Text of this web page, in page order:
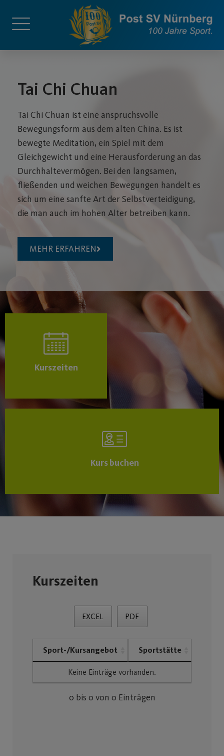
Tai Chi Chuan
Tai Chi Chuan ist eine anspruchsvolle
Bewegungsform aus dem alten China. Es ist
bewegte Meditation, ein Spiel mit dem
Gleichgewicht und eine Herausforderung an das
Durchhaltevermögen. Bei den langsamen,
fließenden und weichen Bewegungen handelt es
sich um eine sanfte Art der Selbstverteidigung,
die man auch im hohen Alter betreiben kann.
MEHR ERFAHREN
Kurszeiten
Kurs buchen
Kurszeiten
EXCEL PDF
Sport-/Kursangebot Sportstätte
Keine Einträge vorhanden.
0 bis 0 von 0 Einträgen